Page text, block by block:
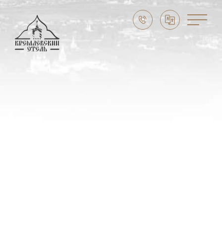
ПРАЗДНИКИ И СОБЫТИЯ
Скидка до -10%